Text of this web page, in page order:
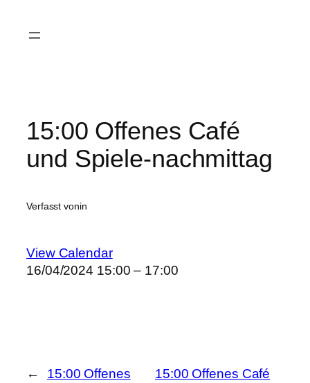
Inhalt
15:00 Offenes Café
und Spiele-nachmittag
Verfasst vonin
View Calendar
16/04/2024 15:00 – 17:00
←
15:00 Offenes
15:00 Offenes Café